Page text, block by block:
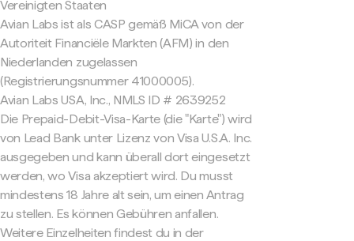
Vereinigten Staaten
Avian Labs ist als CASP gemäß MiCA von der
Autoriteit Financiële Markten (AFM) in den
Niederlanden zugelassen
(Registrierungsnummer 41000005).
Avian Labs USA, Inc., NMLS ID # 2639252
Die Prepaid-Debit-Visa-Karte (die "Karte") wird
von Lead Bank unter Lizenz von Visa U.S.A. Inc.
ausgegeben und kann überall dort eingesetzt
werden, wo Visa akzeptiert wird. Du musst
mindestens 18 Jahre alt sein, um einen Antrag
zu stellen. Es können Gebühren anfallen.
Weitere Einzelheiten findest du in der